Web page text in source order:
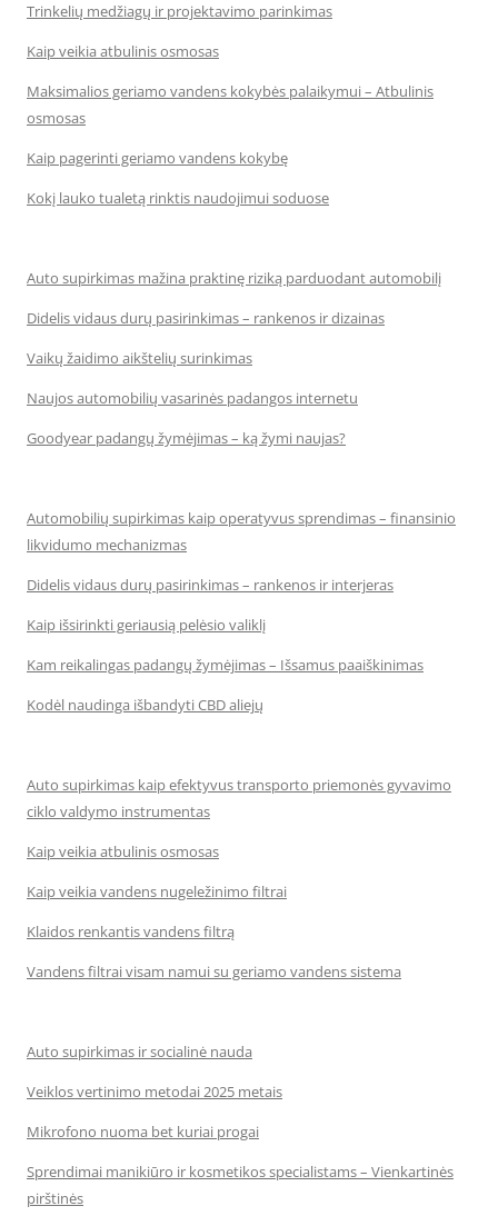
Trinkelių medžiagų ir projektavimo parinkimas
Kaip veikia atbulinis osmosas
Maksimalios geriamo vandens kokybės palaikymui – Atbulinis
osmosas
Kaip pagerinti geriamo vandens kokybę
Kokį lauko tualetą rinktis naudojimui soduose
Auto supirkimas mažina praktinę riziką parduodant automobilį
Didelis vidaus durų pasirinkimas – rankenos ir dizainas
Vaikų žaidimo aikštelių surinkimas
Naujos automobilių vasarinės padangos internetu
Goodyear padangų žymėjimas – ką žymi naujas?
Automobilių supirkimas kaip operatyvus sprendimas – finansinio
likvidumo mechanizmas
Didelis vidaus durų pasirinkimas – rankenos ir interjeras
Kaip išsirinkti geriausią pelėsio valiklį
Kam reikalingas padangų žymėjimas – Išsamus paaiškinimas
Kodėl naudinga išbandyti CBD aliejų
Auto supirkimas kaip efektyvus transporto priemonės gyvavimo
ciklo valdymo instrumentas
Kaip veikia atbulinis osmosas
Kaip veikia vandens nugeležinimo filtrai
Klaidos renkantis vandens filtrą
Vandens filtrai visam namui su geriamo vandens sistema
Auto supirkimas ir socialinė nauda
Veiklos vertinimo metodai 2025 metais
Mikrofono nuoma bet kuriai progai
Sprendimai manikiūro ir kosmetikos specialistams – Vienkartinės
pirštinės